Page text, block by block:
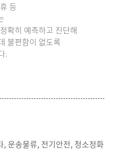
등
확히 예측하고 진단해
불편함이 없도록
.
운송물류, 전기안전, 청소정화